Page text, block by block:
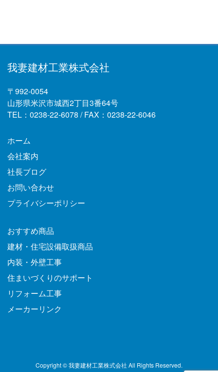
我妻建材工業株式会社
〒992-0054
山形県米沢市城西2丁目3番64号
TEL：0238-22-6078 / FAX：0238-22-6046
ホーム
会社案内
社長ブログ
お問い合わせ
プライバシーポリシー
おすすめ商品
建材・住宅設備取扱商品
内装・外壁工事
住まいづくりのサポート
リフォーム工事
メーカーリンク
Copyright © 我妻建材工業株式会社 All Rights Reserved.